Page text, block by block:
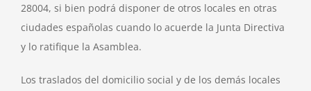
28004, si bien podrá disponer de otros locales en otras
ciudades españolas cuando lo acuerde la Junta Directiva
y lo ratifique la Asamblea.
Los traslados del domicilio social y de los demás locales